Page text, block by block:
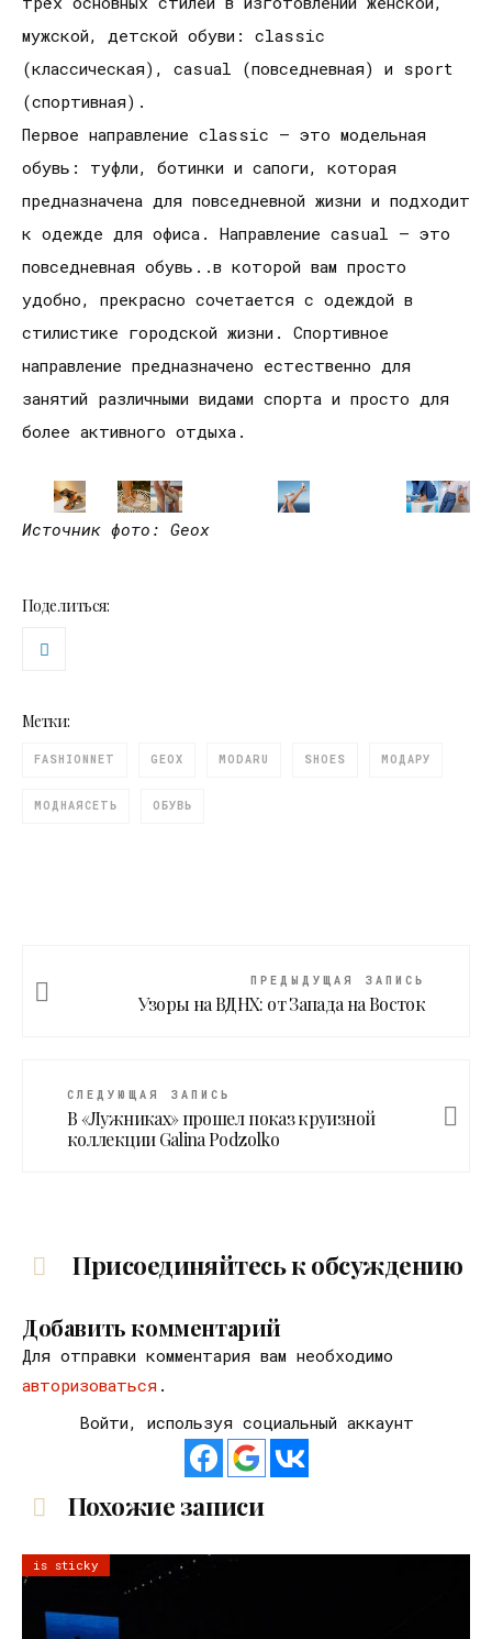
мужской, детской обуви: classic
(классическая), casual (повседневная) и sport
(спортивная).
Первое направление classic – это модельная
обувь: туфли, ботинки и сапоги, которая
предназначена для повседневной жизни и подходит
к одежде для офиса. Направление casual – это
повседневная обувь..в которой вам просто
удобно, прекрасно сочетается с одеждой в
стилистике городской жизни. Спортивное
направление предназначено естественно для
занятий различными видами спорта и просто для
более активного отдыха.
Источник фото: Geox
Поделиться:
Метки:
FASHIONNET GEOX MODARU SHOES МОДАРУ
МОДНАЯСЕТЬ ОБУВЬ
ПРЕДЫДУЩАЯ ЗАПИСЬ
Узоры на ВДНХ: от Запада на Восток
СЛЕДУЮЩАЯ ЗАПИСЬ
В «Лужниках» прошел показ круизной
коллекции Galina Podzolko
Присоединяйтесь к обсуждению
Добавить комментарий
Для отправки комментария вам необходимо
авторизоваться .
Войти, используя социальный аккаунт
Похожие записи
is sticky